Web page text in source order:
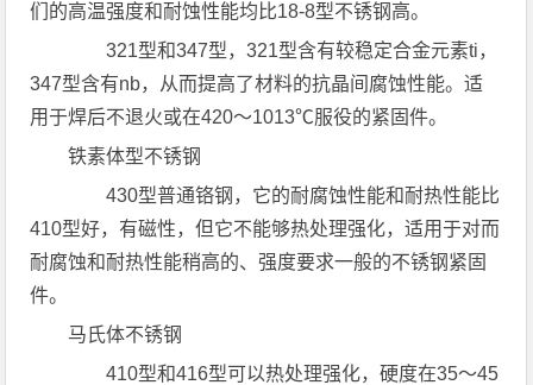
们的高温强度和耐蚀性能均比18-8型不锈钢高。
321型和347型，321型含有较稳定合金元素ti，
347型含有nb，从而提高了材料的抗晶间腐蚀性能。适
用于焊后不退火或在420～1013℃服役的紧固件。
铁素体型不锈钢
430型普通铬钢，它的耐腐蚀性能和耐热性能比
410型好，有磁性，但它不能够热处理强化，适用于对而
耐腐蚀和耐热性能稍高的、强度要求一般的不锈钢紧固
件。
马氏体不锈钢
410型和416型可以热处理强化，硬度在35～45